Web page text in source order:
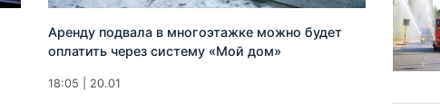
Аренду подвала в многоэтажке можно будет
оплатить через систему «Мой дом»
18:05 | 20.01